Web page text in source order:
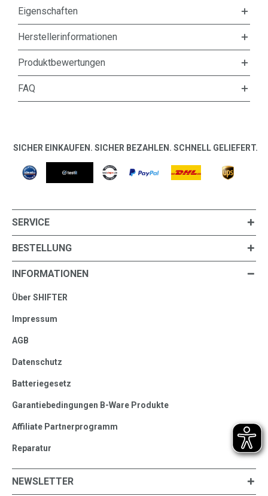
Eigenschaften
Herstellerinformationen
Produktbewertungen
FAQ
SICHER EINKAUFEN. SICHER BEZAHLEN. SCHNELL GELIEFERT.
SERVICE
BESTELLUNG
INFORMATIONEN
Über SHIFTER
Impressum
AGB
Datenschutz
Batteriegesetz
Garantiebedingungen B-Ware Produkte
Affiliate Partnerprogramm
Reparatur
NEWSLETTER